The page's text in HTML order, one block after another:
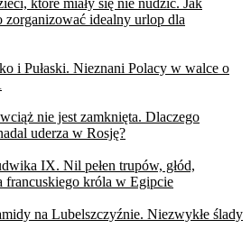
zorganizować idealny urlop dla
i Pułaski. Nieznani Polacy w walce o
nie jest zamknięta. Dlaczego
uderza w Rosję?
IX. Nil pełen trupów, głód,
francuskiego króla w Egipcie
na Lubelszczyźnie. Niezwykłe ślady